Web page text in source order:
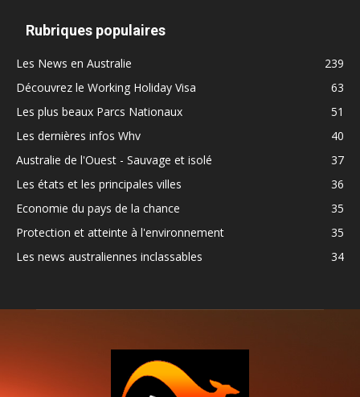
Rubriques populaires
Les News en Australie
239
Découvrez le Working Holiday Visa
63
Les plus beaux Parcs Nationaux
51
Les dernières infos Whv
40
Australie de l'Ouest - Sauvage et isolé
37
Les états et les principales villes
36
Economie du pays de la chance
35
Protection et atteinte à l'environnement
35
Les news australiennes inclassables
34